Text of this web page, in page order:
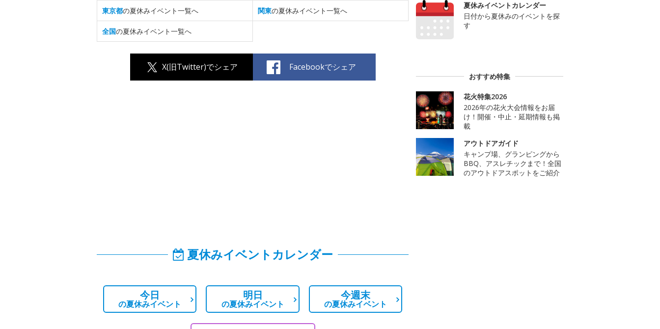
東京都の夏休みイベント一覧へ 関東の夏休みイベント一覧へ
全国の夏休みイベント一覧へ
X(旧Twitter)でシェア Facebookでシェア
夏休みイベントカレンダー
今日
の夏休みイベント
明日
の夏休みイベント
今週末
の夏休みイベント
夏休みイベントカレンダー
日付から夏休みのイベントを探
す
おすすめ特集
花火特集2026
2026年の花火大会情報をお届
け！開催・中止・延期情報も掲
載
アウトドアガイド
キャンプ場、グランピングから
BBQ、アスレチックまで！全国
のアウトドアスポットをご紹介